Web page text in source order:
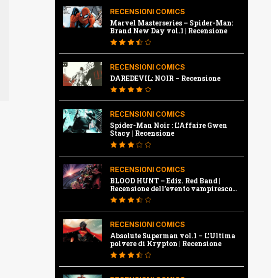
RECENSIONI COMICS
Marvel Masterseries – Spider-Man:
Brand New Day vol.1 | Recensione
RECENSIONI COMICS
DAREDEVIL: NOIR – Recensione
RECENSIONI COMICS
Spider-Man Noir : L’Affaire Gwen
Stacy | Recensione
RECENSIONI COMICS
BLOOD HUNT – Ediz. Red Band |
Recensione dell’evento vampiresco
della Marvel
RECENSIONI COMICS
Absolute Superman vol.1 – L’Ultima
polvere di Krypton | Recensione